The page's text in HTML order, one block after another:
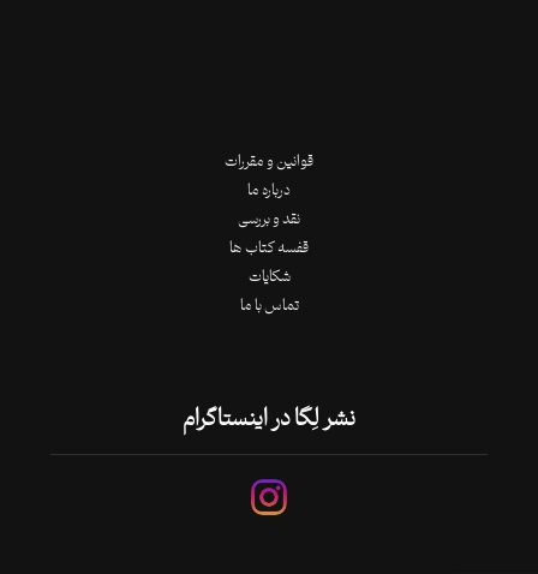
قوانین و مقررات
درباره ما
نقد و بررسی
قفسه کتاب ها
شکایات
تماس با ما
نشر لِگا در اینستاگرام